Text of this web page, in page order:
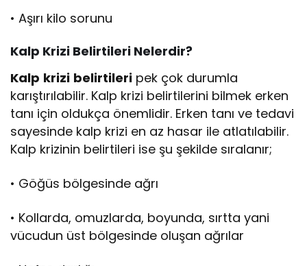
• Aşırı kilo sorunu
Kalp Krizi Belirtileri Nelerdir?
Kalp krizi belirtileri pek çok durumla
karıştırılabilir. Kalp krizi belirtilerini bilmek erken
tanı için oldukça önemlidir. Erken tanı ve tedavi
sayesinde kalp krizi en az hasar ile atlatılabilir.
Kalp krizinin belirtileri ise şu şekilde sıralanır;
• Göğüs bölgesinde ağrı
• Kollarda, omuzlarda, boyunda, sırtta yani
vücudun üst bölgesinde oluşan ağrılar